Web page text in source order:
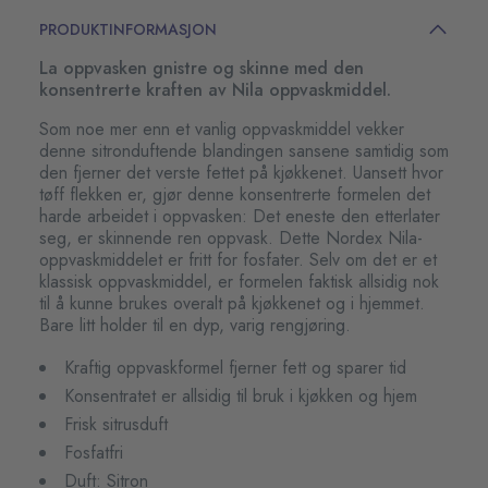
PRODUKTINFORMASJON
La oppvasken gnistre og skinne med den
konsentrerte kraften av Nila oppvaskmiddel.
Som noe mer enn et vanlig oppvaskmiddel vekker
denne sitronduftende blandingen sansene samtidig som
den fjerner det verste fettet på kjøkkenet. Uansett hvor
tøff flekken er, gjør denne konsentrerte formelen det
harde arbeidet i oppvasken: Det eneste den etterlater
seg, er skinnende ren oppvask. Dette Nordex Nila-
oppvaskmiddelet er fritt for fosfater. Selv om det er et
klassisk oppvaskmiddel, er formelen faktisk allsidig nok
til å kunne brukes overalt på kjøkkenet og i hjemmet.
Bare litt holder til en dyp, varig rengjøring.
Kraftig oppvaskformel fjerner fett og sparer tid
Konsentratet er allsidig til bruk i kjøkken og hjem
Frisk sitrusduft
Fosfatfri
Duft: Sitron